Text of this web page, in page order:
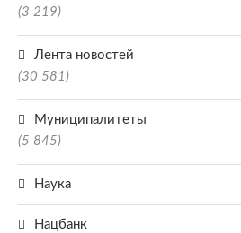
(3 219)
Лента новостей
(30 581)
Муниципалитеты
(5 845)
Наука
Нацбанк